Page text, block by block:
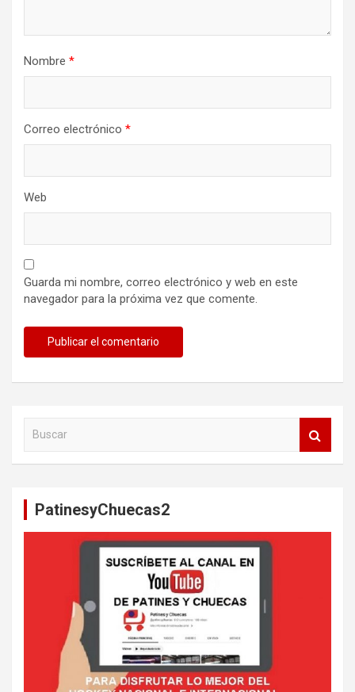
Nombre *
Correo electrónico *
Web
Guarda mi nombre, correo electrónico y web en este
navegador para la próxima vez que comente.
PatinesyChuecas2